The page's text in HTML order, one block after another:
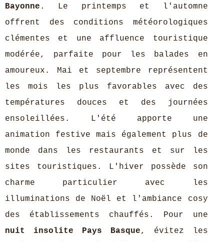
Bayonne . Le printemps et l'automne
offrent des conditions météorologiques
clémentes et une affluence touristique
modérée, parfaite pour les balades en
amoureux. Mai et septembre représentent
les mois les plus favorables avec des
températures douces et des journées
ensoleillées. L'été apporte une
animation festive mais également plus de
monde dans les restaurants et sur les
sites touristiques. L'hiver possède son
charme particulier avec les
illuminations de Noël et l'ambiance cosy
des établissements chauffés. Pour une
nuit insolite Pays Basque, évitez les